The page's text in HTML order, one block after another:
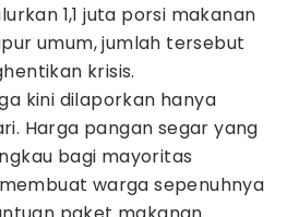
1,1 juta porsi makanan
umum, jumlah tersebut
krisis.
kini dilaporkan hanya
Harga pangan segar yang
bagi mayoritas
warga sepenuhnya